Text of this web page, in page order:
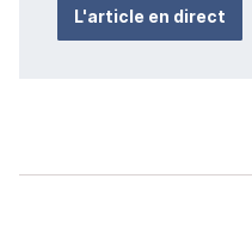
L'article en direct